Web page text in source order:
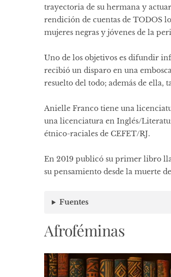
trayectoria de su hermana y
rendición de cuentas de TODOS
mujeres negras y jóvenes de la
Uno de los objetivos es difundir
recibió un disparo en una
resuelto del todo; además de
Anielle Franco tiene una
una licenciatura en Inglés/
étnico-raciales de CEFET/RJ.
En 2019 publicó su primer libro
su pensamiento desde la muerte
Fuentes
Afroféminas